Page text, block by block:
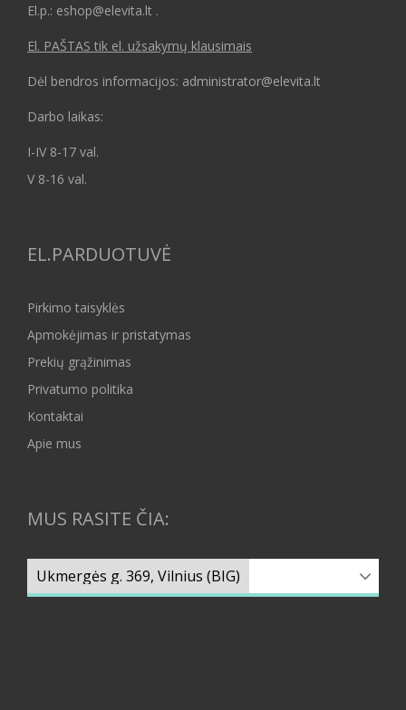
El.p.: eshop@elevita.lt .
El. PAŠTAS tik el. užsakymų klausimais
Dėl bendros informacijos: administrator@elevita.lt
Darbo laikas:
I-IV 8-17 val.
V 8-16 val.
EL.PARDUOTUVĖ
Pirkimo taisyklės
Apmokėjimas ir pristatymas
Prekių grąžinimas
Privatumo politika
Kontaktai
Apie mus
MUS RASITE ČIA: